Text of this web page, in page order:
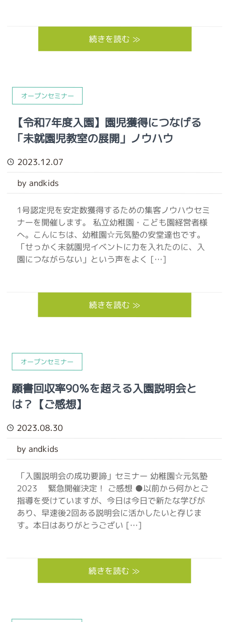
続きを読む ≫
オープンセミナー
【令和7年度入園】園児獲得につなげる
「未就園児教室の展開」ノウハウ
2023.12.07
by andkids
1号認定児を安定数獲得するための集客ノウハウセミ
ナーを開催します。 私立幼稚園・こども園経営者様
へ。こんにちは、幼稚園☆元気塾の安堂達也です。
「せっかく未就園児イベントに力を入れたのに、入
園につながらない」という声をよく […]
続きを読む ≫
オープンセミナー
願書回収率90％を超える入園説明会と
は？【ご感想】
2023.08.30
by andkids
「入園説明会の成功要諦」セミナー 幼稚園☆元気塾
2023 緊急開催決定！ ご感想 ●以前から何かとご
指導を受けていますが、今日は今日で新たな学びが
あり、早速後2回ある説明会に活かしたいと存じま
す。本日はありがとうござい […]
続きを読む ≫